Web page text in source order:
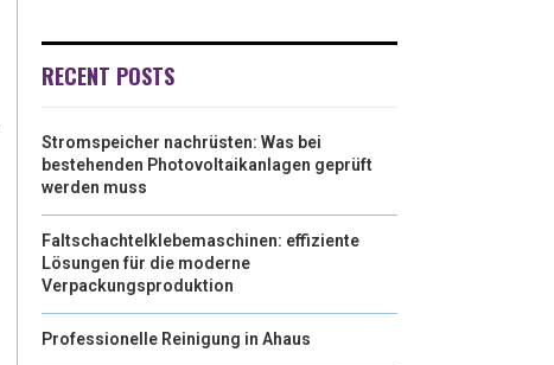
RECENT POSTS
Stromspeicher nachrüsten: Was bei
bestehenden Photovoltaikanlagen geprüft
werden muss
Faltschachtelklebemaschinen: effiziente
Lösungen für die moderne
Verpackungsproduktion
Professionelle Reinigung in Ahaus